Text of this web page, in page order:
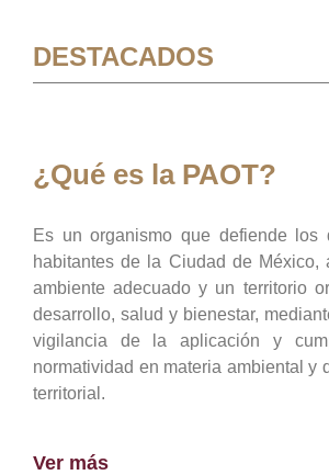
DESTACADOS
¿Qué es la PAOT?
Es un organismo que defiende los
habitantes de la Ciudad de México,
ambiente adecuado y un territorio
desarrollo, salud y bienestar,
vigilancia de la aplicación y
normatividad en materia ambiental y
territorial.
Ver más